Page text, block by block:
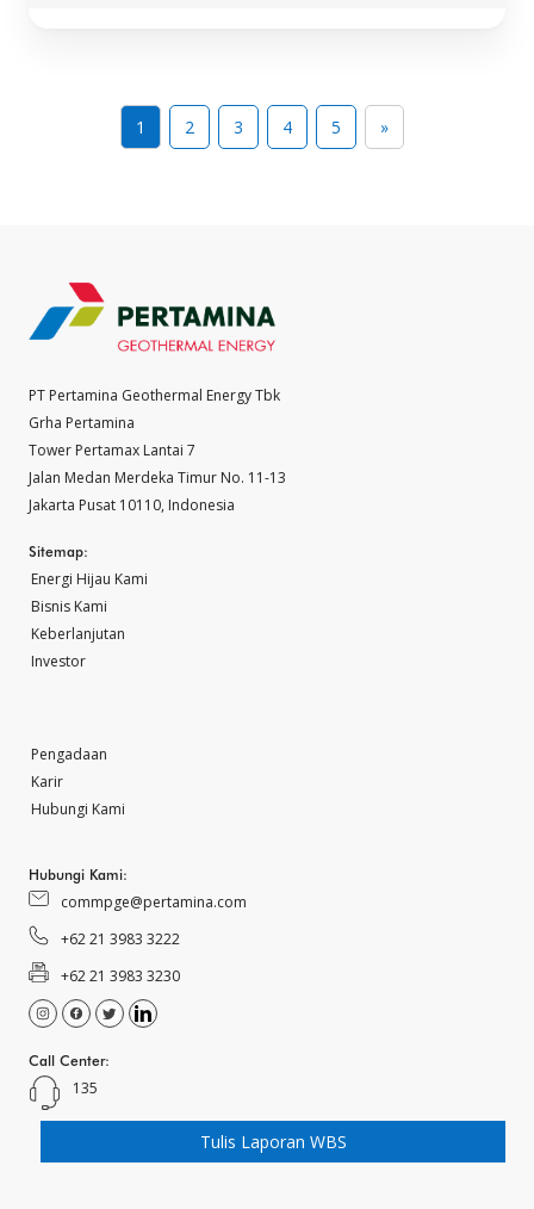
1 2 3 4 5 »
PT Pertamina Geothermal Energy Tbk
Grha Pertamina
Tower Pertamax Lantai 7
Jalan Medan Merdeka Timur No. 11-13
Jakarta Pusat 10110, Indonesia
Sitemap:
Energi Hijau Kami
Bisnis Kami
Keberlanjutan
Investor
Pengadaan
Karir
Hubungi Kami
Hubungi Kami:
commpge@pertamina.com
+62 21 3983 3222
+62 21 3983 3230
Call Center:
135
Tulis Laporan WBS